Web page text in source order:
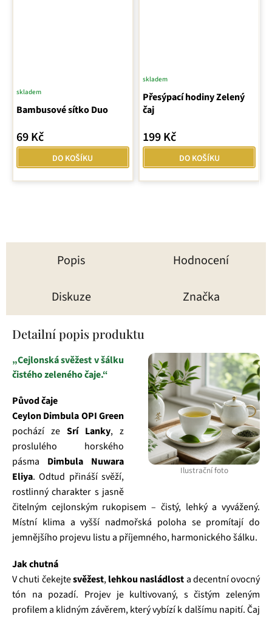
Bambusové sítko Duo
Průměrné
hodnocení
je
z
5
skladem
69 Kč
DO KOŠÍKU
Přesýpací hodiny Zelený
čaj
skladem
199 Kč
DO KOŠÍKU
Popis Hodnocení
Diskuze Značka
Detailní popis produktu
Ilustrační foto
„Cejlonská svěžest v šálku
čistého zeleného čaje.“
Původ čaje
Ceylon Dimbula OPI Green
pochází zeSrí Lanky, z
proslulého horského
pásma Dimbula Nuwara
Eliya. Odtud přináší svěží,
rostlinný charakter s jasně
čitelným cejlonským rukopisem – čistý, lehký a vyvážený.
Místní klima a vyšší nadmořská poloha se promítají do
jemnějšího projevu listu a příjemného, harmonického šálku.
Jak chutná
V chuti čekejtesvěžest,lehkou nasládlosta decentní ovocný
tón na pozadí. Projev je kultivovaný, s čistým zeleným
profilem a klidným závěrem, který vybízí k dalšímu napití. Čaj